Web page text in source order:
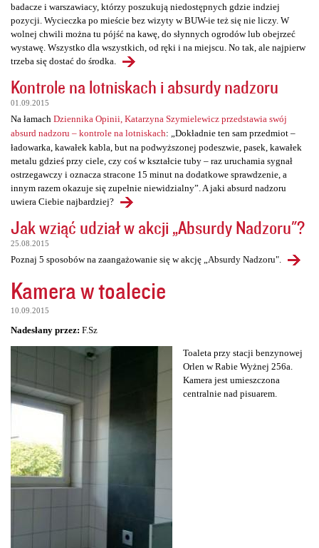
badacze i warszawiacy, którzy poszukują niedostępnych gdzie indziej
pozycji. Wycieczka po mieście bez wizyty w BUW-ie też się nie liczy. W
wolnej chwili można tu pójść na kawę, do słynnych ogrodów lub obejrzeć
wystawę. Wszystko dla wszystkich, od ręki i na miejscu. No tak, ale najpierw
trzeba się dostać do środka.
Kontrole na lotniskach i absurdy nadzoru
01.09.2015
Na łamach Dziennika Opinii, Katarzyna Szymielewicz przedstawia swój
absurd nadzoru – kontrole na lotniskach: „Dokładnie ten sam przedmiot –
ładowarka, kawałek kabla, but na podwyższonej podeszwie, pasek, kawałek
metalu gdzieś przy ciele, czy coś w kształcie tuby – raz uruchamia sygnał
ostrzegawczy i oznacza stracone 15 minut na dodatkowe sprawdzenie, a
innym razem okazuje się zupełnie niewidzialny”. A jaki absurd nadzoru
uwiera Ciebie najbardziej?
Jak wziąć udział w akcji „Absurdy Nadzoru"?
25.08.2015
Poznaj 5 sposobów na zaangażowanie się w akcję „Absurdy Nadzoru".
Kamera w toalecie
10.09.2015
Nadesłany przez: F.Sz
Toaleta przy stacji benzynowej
Orlen w Rabie Wyżnej 256a.
Kamera jest umieszczona
centralnie nad pisuarem.